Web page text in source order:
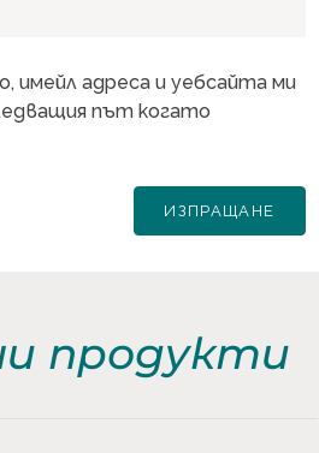
имейл адреса и уебсайта ми
път когато
продукти